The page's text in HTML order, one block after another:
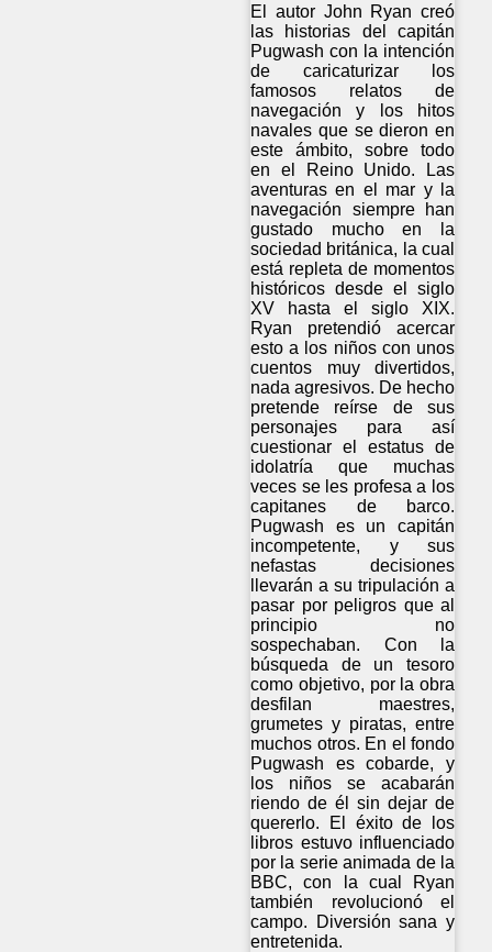
El autor John Ryan creó
las historias del capitán
Pugwash con la intención
de caricaturizar los
famosos relatos de
navegación y los hitos
navales que se dieron en
este ámbito, sobre todo
en el Reino Unido. Las
aventuras en el mar y la
navegación siempre han
gustado mucho en la
sociedad británica, la cual
está repleta de momentos
históricos desde el siglo
XV hasta el siglo XIX.
Ryan pretendió acercar
esto a los niños con unos
cuentos muy divertidos,
nada agresivos. De hecho
pretende reírse de sus
personajes para así
cuestionar el estatus de
idolatría que muchas
veces se les profesa a los
capitanes de barco.
Pugwash es un capitán
incompetente, y sus
nefastas decisiones
llevarán a su tripulación a
pasar por peligros que al
principio no
sospechaban. Con la
búsqueda de un tesoro
como objetivo, por la obra
desfilan maestres,
grumetes y piratas, entre
muchos otros. En el fondo
Pugwash es cobarde, y
los niños se acabarán
riendo de él sin dejar de
quererlo. El éxito de los
libros estuvo influenciado
por la serie animada de la
BBC, con la cual Ryan
también revolucionó el
campo. Diversión sana y
entretenida.